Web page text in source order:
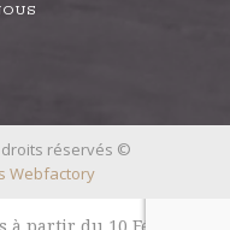
droits réservés ©
Webfactory